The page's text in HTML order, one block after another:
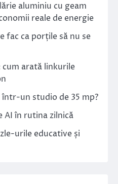
aluminiu cu geam
reale de energie
fac ca porțile să nu se
cum arată linkurile
un studio de 35 mp?
AI în rutina zilnică
urile educative și